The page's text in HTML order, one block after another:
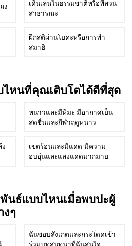
ง
เดินเล่นในธรรมชาติหรือที่สวน
สาธารณะ
ฝึกสติผ่านโยคะหรือการทำ
สมาธิ
หนที่คุณเติบโตได้ดีที่สุด
หนาวและมีหิมะ มีอากาศเย็น
สดชื่นและกีฬาฤดูหนาว
เขตร้อนและมีแดด มีความ
อบอุ่นและแสงแดดมากมาย
ธ์แบบไหนเมื่อพบปะผู้
ๆ
ฉันชอบสังเกตและกระโดดเข้า